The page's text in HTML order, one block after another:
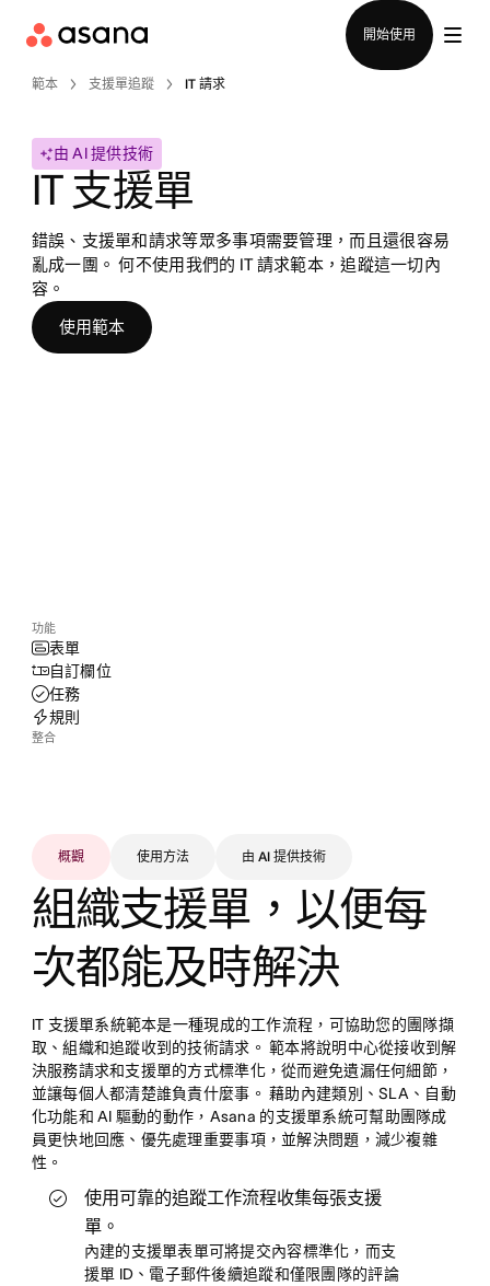
開始使用
範本 支援單追蹤 IT 請求
由 AI 提供技術
IT 支援單
錯誤、支援單和請求等眾多事項需要管理，而且還很容易
亂成一團。 何不使用我們的 IT 請求範本，追蹤這一切內
容。
使用範本
功能
表單
自訂欄位
任務
規則
整合
概觀 使用方法 由 AI 提供技術
組織支援單，以便每
次都能及時解決
IT 支援單系統範本是一種現成的工作流程，可協助您的團隊擷
取、組織和追蹤收到的技術請求。 範本將說明中心從接收到解
決服務請求和支援單的方式標準化，從而避免遺漏任何細節，
並讓每個人都清楚誰負責什麼事。 藉助內建類別、SLA、自動
化功能和 AI 驅動的動作，Asana 的支援單系統可幫助團隊成
員更快地回應、優先處理重要事項，並解決問題，減少複雜
性。
使用可靠的追蹤工作流程收集每張支援
單。
內建的支援單表單可將提交內容標準化，而支
援單 ID、電子郵件後續追蹤和僅限團隊的評論